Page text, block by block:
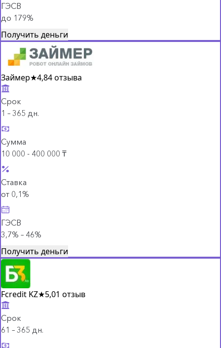
ГЭСВ
до 179%
Получить деньги
Займер★4,84 отзыва
Срок
1 – 365 дн.
Сумма
10 000 - 400 000 ₸
Ставка
от 0,1%
ГЭСВ
3,7% – 46%
Получить деньги
Fcredit KZ★5,01 отзыв
Срок
61 – 365 дн.